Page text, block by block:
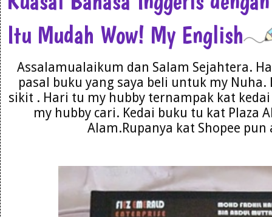
Itu Mudah Wow! My English
Assalamualaikum dan Salam Sejahtera.
pasal buku yang saya beli untuk my
sikit . Hari tu my hubby ternampak kat
my hubby cari. Kedai buku tu kat Plaza
Alam.Rupanya kat Shopee pun